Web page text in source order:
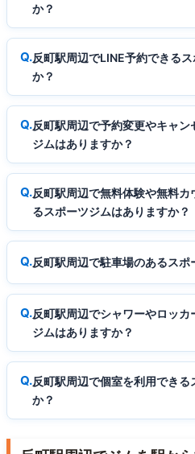
か？
反町駅周辺でLINE予約できる
か？
反町駅周辺で予約変更やキャ
ジムはありますか？
反町駅周辺で無料体験や無料
るスポーツジムはありますか？
反町駅周辺で駐車場のあるスポ
反町駅周辺でシャワーやロッ
ジムはありますか？
反町駅周辺で個室を利用でき
か？